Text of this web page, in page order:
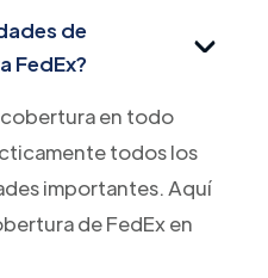
de
FedEx?
cobertura en todo
todos los
importantes. Aquí
de FedEx en